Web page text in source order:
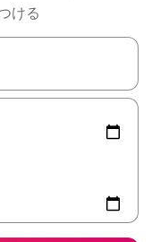
ける
キーを使って移動するか